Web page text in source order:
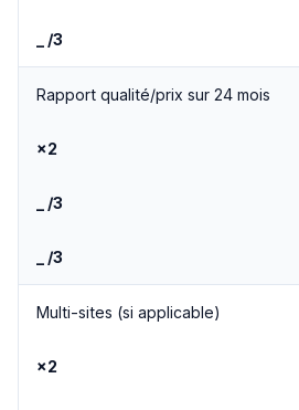
_ /3
Rapport qualité/prix sur 24 mois
×2
_ /3
_ /3
Multi-sites (si applicable)
×2